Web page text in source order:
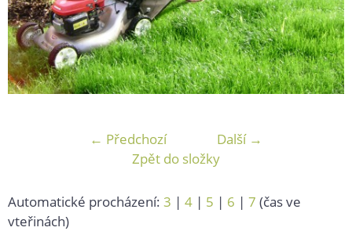
← Předchozí
Další →
Zpět do složky
Automatické procházení: 3 | 4 | 5 | 6 | 7 (čas ve
vteřinách)